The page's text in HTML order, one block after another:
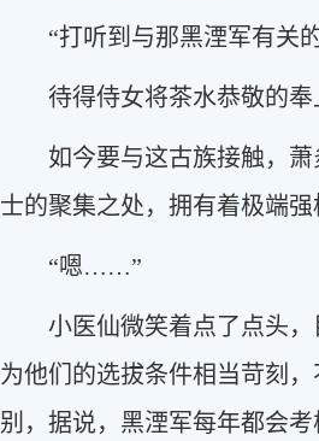
“打听到与那黑湮军有关
待得侍女将茶水恭敬的奉
如今要与这古族接触，
士的聚集之处，拥有着极端
“嗯……”
小医仙微笑着点了点头
为他们的选拔条件相当苛刻
别，据说，黑湮军每年都会